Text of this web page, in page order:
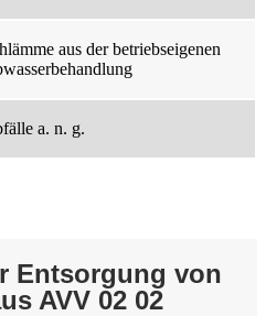
aus der betriebseigenen
a. n. g.
Entsorgung von
AVV 02 02